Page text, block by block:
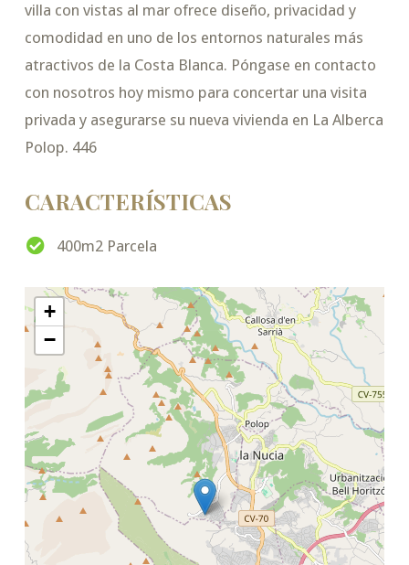
villa con vistas al mar ofrece diseño, privacidad y
comodidad en uno de los entornos naturales más
atractivos de la Costa Blanca. Póngase en contacto
con nosotros hoy mismo para concertar una visita
privada y asegurarse su nueva vivienda en La Alberca
Polop. 446
CARACTERÍSTICAS
400m2 Parcela
+
−